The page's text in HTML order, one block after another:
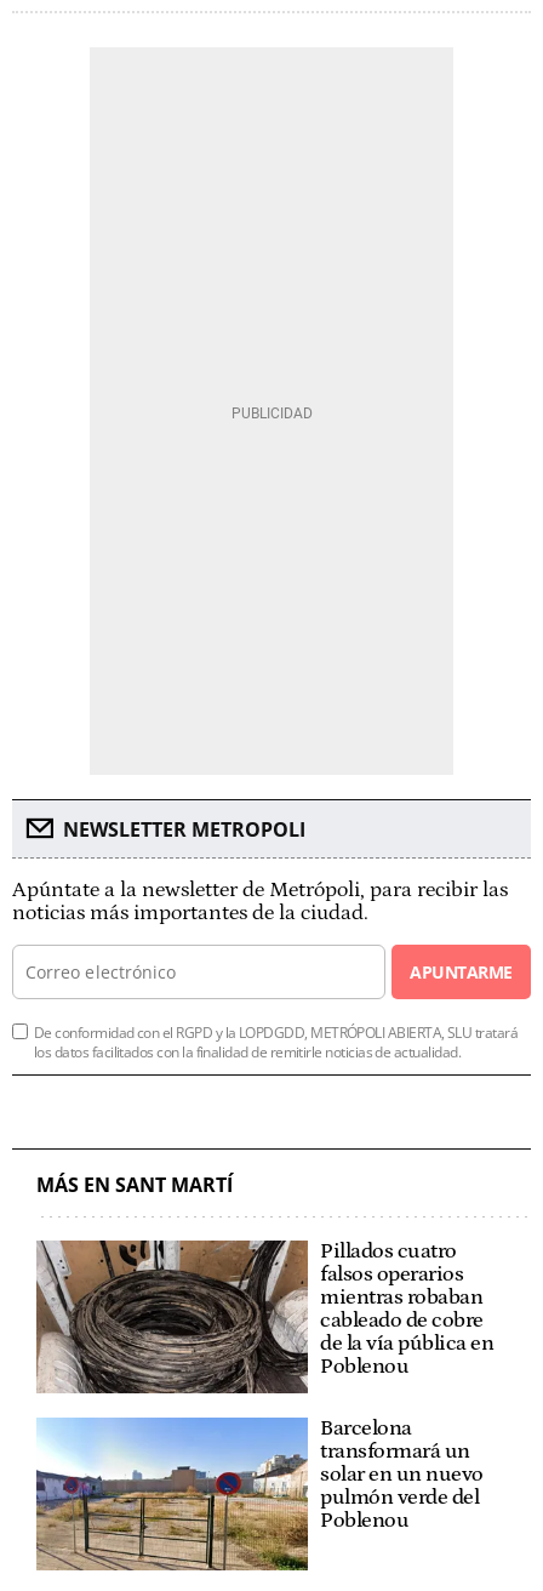
NEWSLETTER METROPOLI
Apúntate a la newsletter de Metrópoli, para recibir las
noticias más importantes de la ciudad.
APUNTARME
De conformidad con el RGPD y la LOPDGDD, METRÓPOLI ABIERTA, SLU tratará
los datos facilitados con la finalidad de remitirle noticias de actualidad.
MÁS EN SANT MARTÍ
Pillados cuatro
falsos operarios
mientras robaban
cableado de cobre
de la vía pública en
Poblenou
Barcelona
transformará un
solar en un nuevo
pulmón verde del
Poblenou